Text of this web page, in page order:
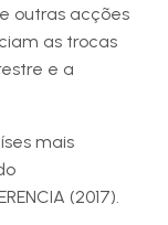
outras acções
as trocas
e a
mais
(2017).